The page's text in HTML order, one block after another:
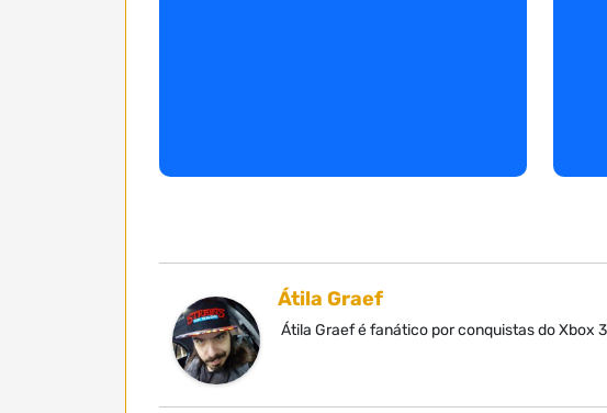
Átila Graef
Átila Graef é fanático por conquistas do Xbox